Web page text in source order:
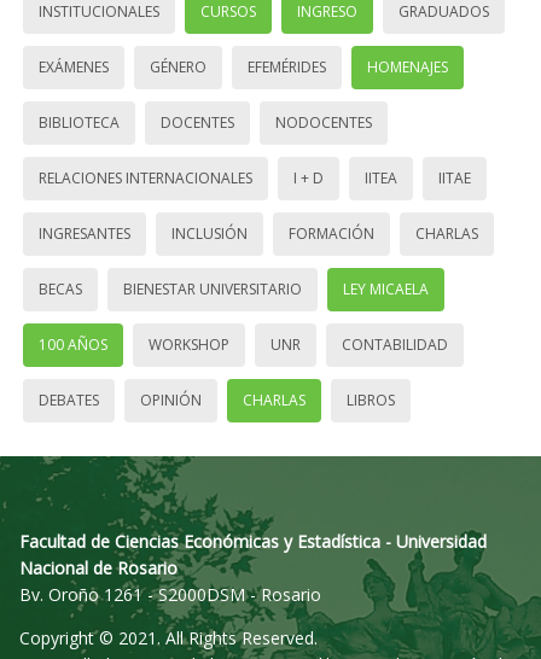
INSTITUCIONALES CURSOS INGRESO GRADUADOS
EXÁMENES GÉNERO EFEMÉRIDES HOMENAJES
BIBLIOTECA DOCENTES NODOCENTES
RELACIONES INTERNACIONALES I + D IITEA IITAE
INGRESANTES INCLUSIÓN FORMACIÓN CHARLAS
BECAS BIENESTAR UNIVERSITARIO LEY MICAELA
100 AÑOS WORKSHOP UNR CONTABILIDAD
DEBATES OPINIÓN CHARLAS LIBROS
Facultad de Ciencias Económicas y Estadística - Universidad
Nacional de Rosario
Bv. Oroño 1261 - S2000DSM - Rosario
Copyright © 2021. All Rights Reserved.